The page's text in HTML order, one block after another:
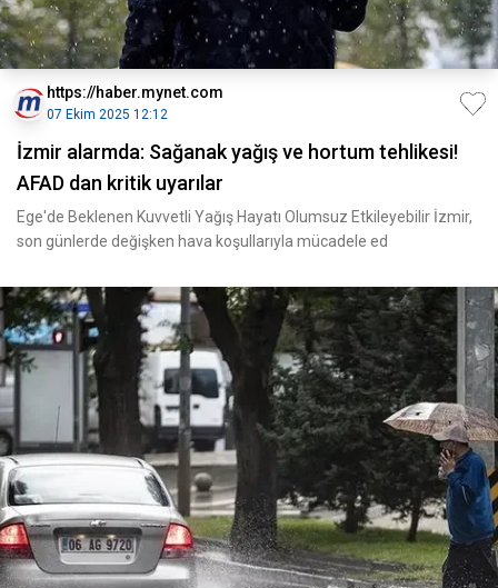
https://haber.mynet.com
07 Ekim 2025 12:12
İzmir alarmda: Sağanak yağış ve hortum tehlikesi!
AFAD dan kritik uyarılar
Ege'de Beklenen Kuvvetli Yağış Hayatı Olumsuz Etkileyebilir İzmir,
son günlerde değişken hava koşullarıyla mücadele ed